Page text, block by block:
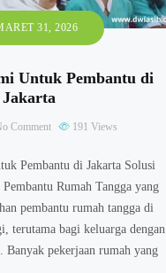
31, 2026
Untuk Pembantu di
Jakarta
Comment 191 Views
Pembantu di Jakarta Solusi
Rumah Tangga yang
pembantu rumah tangga di
terutama bagi keluarga dengan
Banyak pekerjaan rumah yang